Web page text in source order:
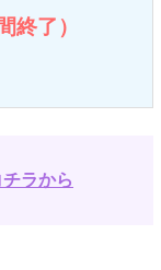
終了）
ラから